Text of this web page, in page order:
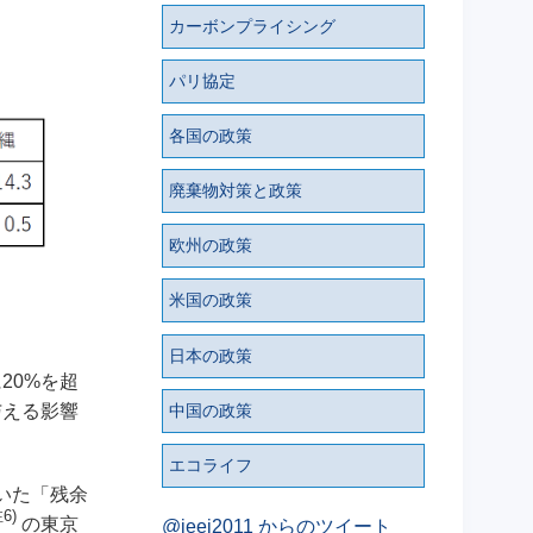
を超
る影響
た「残余
6) の東京
カーボンプライシング
パリ協定
各国の政策
廃棄物対策と政策
欧州の政策
米国の政策
日本の政策
中国の政策
エコライフ
@ieei2011 からのツイート